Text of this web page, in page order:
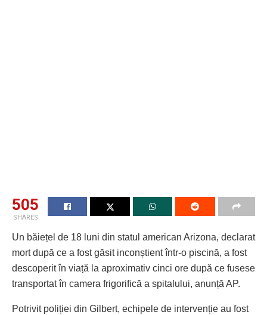
505
SHARES
Un băiețel de 18 luni din statul american Arizona, declarat
mort după ce a fost găsit inconștient într-o piscină, a fost
descoperit în viață la aproximativ cinci ore după ce fusese
transportat în camera frigorifică a spitalului, anunță AP.
Potrivit poliției din Gilbert, echipele de intervenție au fost